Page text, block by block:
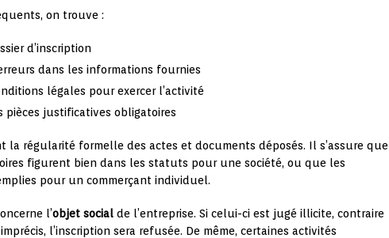
on trouve :
d’inscription
dans les informations fournies
légales pour exercer l’activité
pièces justificatives obligatoires
la régularité formelle des actes et documents déposés. Il s’assure que
figurent bien dans les statuts pour une société, ou que les
pour un commerçant individuel.
l’objet social de l’entreprise. Si celui-ci est jugé illicite, contraire
l’inscription sera refusée. De même, certaines activités